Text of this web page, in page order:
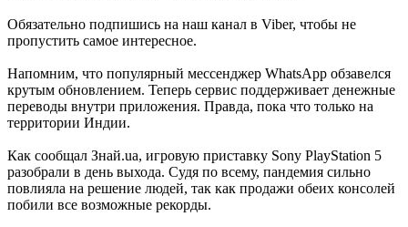
Обязательно подпишись на наш канал в Viber, чтобы не
пропустить самое интересное.
Напомним, что популярный мессенджер WhatsApp обзавелся
крутым обновлением. Теперь сервис поддерживает денежные
переводы внутри приложения. Правда, пока что только на
территории Индии.
Как сообщал Знай.ua, игровую приставку Sony PlayStation 5
разобрали в день выхода. Судя по всему, пандемия сильно
повлияла на решение людей, так как продажи обеих консолей
побили все возможные рекорды.